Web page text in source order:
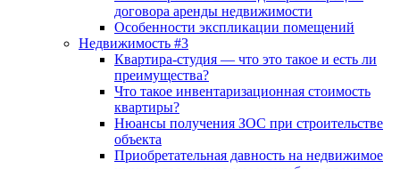
договора аренды недвижимости
Особенности экспликации помещений
Недвижимость #3
Квартира-студия — что это такое и есть ли
преимущества?
Что такое инвентаризационная стоимость
квартиры?
Нюансы получения ЗОС при строительстве
объекта
Приобретательная давность на недвижимое